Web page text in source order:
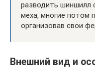
разводить шиншилл
меха, многие потом
организовав свои
Внешний вид и